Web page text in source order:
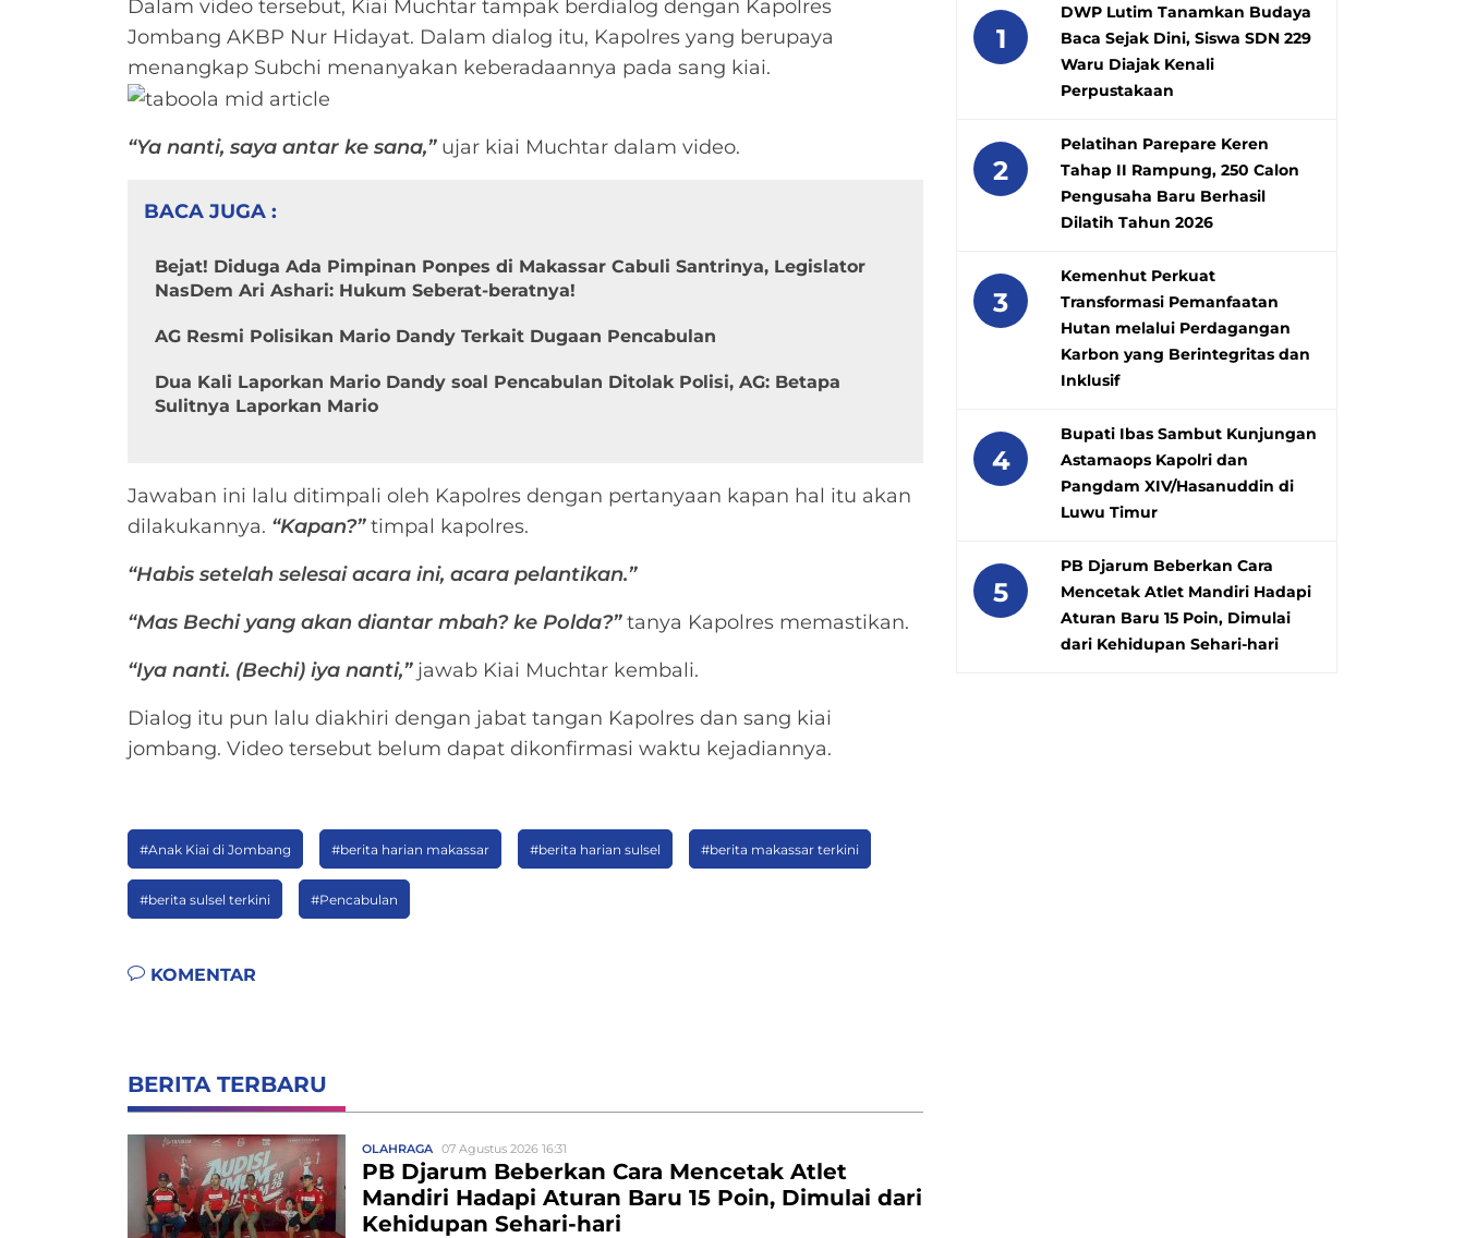
Dalam video tersebut, Kiai Muchtar tampak berdialog dengan Kapolres
Jombang AKBP Nur Hidayat. Dalam dialog itu, Kapolres yang berupaya
menangkap Subchi menanyakan keberadaannya pada sang kiai.
“Ya nanti, saya antar ke sana,”ujar kiai Muchtar dalam video.
BACA JUGA :
Bejat! Diduga Ada Pimpinan Ponpes di Makassar Cabuli Santrinya, Legislator
NasDem Ari Ashari: Hukum Seberat-beratnya!
AG Resmi Polisikan Mario Dandy Terkait Dugaan Pencabulan
Dua Kali Laporkan Mario Dandy soal Pencabulan Ditolak Polisi, AG: Betapa
Sulitnya Laporkan Mario
Jawaban ini lalu ditimpali oleh Kapolres dengan pertanyaan kapan hal itu akan
dilakukannya. “Kapan?”timpal kapolres.
“Habis setelah selesai acara ini, acara pelantikan.”
“Mas Bechi yang akan diantar mbah? ke Polda?”tanya Kapolres memastikan.
“Iya nanti. (Bechi) iya nanti,”jawab Kiai Muchtar kembali.
Dialog itu pun lalu diakhiri dengan jabat tangan Kapolres dan sang kiai
jombang. Video tersebut belum dapat dikonfirmasi waktu kejadiannya.
#Anak Kiai di Jombang #berita harian makassar #berita harian sulsel #berita makassar terkini
#berita sulsel terkini #Pencabulan
KOMENTAR
BERITA TERBARU
OLAHRAGA 07 Agustus 2026 16:31
PB Djarum Beberkan Cara Mencetak Atlet
Mandiri Hadapi Aturan Baru 15 Poin, Dimulai dari
Kehidupan Sehari-hari
1
DWP Lutim Tanamkan Budaya
Baca Sejak Dini, Siswa SDN 229
Waru Diajak Kenali
Perpustakaan
2
Pelatihan Parepare Keren
Tahap II Rampung, 250 Calon
Pengusaha Baru Berhasil
Dilatih Tahun 2026
3
Kemenhut Perkuat
Transformasi Pemanfaatan
Hutan melalui Perdagangan
Karbon yang Berintegritas dan
Inklusif
4
Bupati Ibas Sambut Kunjungan
Astamaops Kapolri dan
Pangdam XIV/Hasanuddin di
Luwu Timur
5
PB Djarum Beberkan Cara
Mencetak Atlet Mandiri Hadapi
Aturan Baru 15 Poin, Dimulai
dari Kehidupan Sehari-hari